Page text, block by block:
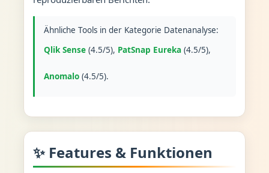
Ähnliche Tools in der Kategorie Datenanalyse:
Qlik Sense(4.5/5), PatSnap Eureka(4.5/5),
Anomalo(4.5/5).
✨ Features & Funktionen